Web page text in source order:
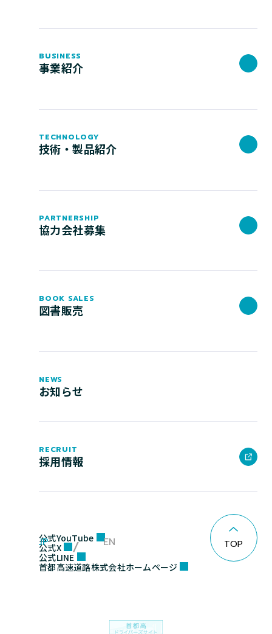
公式YouTube
公式X
公式LINE
首都高速道路株式会社ホームページ
JP EN
BUSINESS
事業紹介
TECHNOLOGY
技術・製品紹介
PARTNERSHIP
協力会社募集
BOOK SALES
図書販売
NEWS
お知らせ
RECRUIT
採用情報
TOP